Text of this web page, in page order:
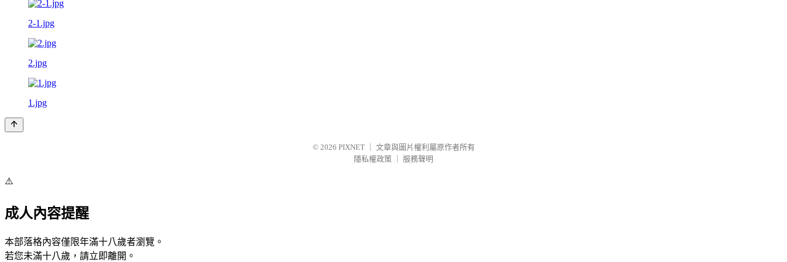
2-1.jpg
2.jpg
1.jpg
© 2026 PIXNET
文章與圖片權利屬原作者所有
隱私權政策
服務聲明
⚠️
成人內容提醒
本部落格內容僅限年滿十八歲者瀏覽。
若您未滿十八歲，請立即離開。